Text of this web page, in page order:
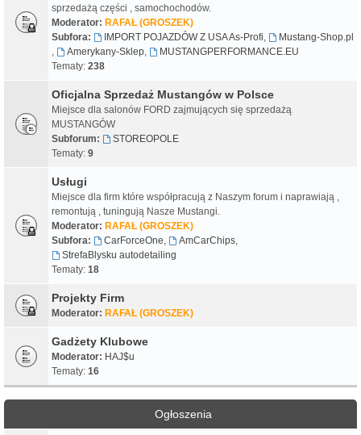
sprzedażą części , samochochodów.
Moderator: RAFAŁ (GROSZEK)
Subfora:
IMPORT POJAZDÓW Z USA As-Profi,
Mustang-Shop.pl
,
Amerykany-Sklep,
MUSTANGPERFORMANCE.EU
Tematy: 238
Oficjalna Sprzedaż Mustangów w Polsce
Miejsce dla salonów FORD zajmujących się sprzedażą
MUSTANGÓW
Subforum:
STOREOPOLE
Tematy: 9
Usługi
Miejsce dla firm które współpracują z Naszym forum i naprawiają ,
remontują , tuningują Nasze Mustangi.
Moderator: RAFAŁ (GROSZEK)
Subfora:
CarForceOne, AmCarChips,
StrefaBlysku autodetailing
Tematy: 18
Projekty Firm
Moderator: RAFAŁ (GROSZEK)
Gadżety Klubowe
Moderator: HAJ$u
Tematy: 16
Ogłoszenia